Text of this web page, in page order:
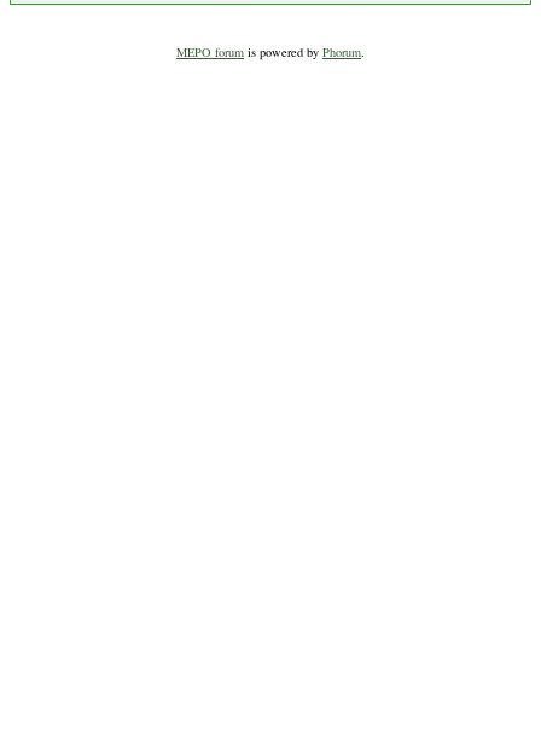
MEPO forum is powered by Phorum.